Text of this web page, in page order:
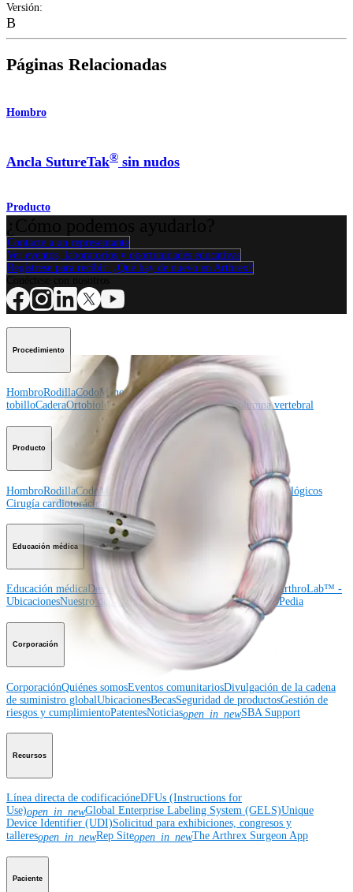
Versión:
B
Páginas Relacionadas
Hombro
Ancla SutureTak® sin nudos
Producto
Contacte a un representante
Ver eventos, laboratorios y oportunidades educativas
Regístrese para recibir: ¿Qué hay de nuevo en Arthrex?
Procedimiento
HombroRodillaCodoMano y muñecaPie y
tobilloCaderaOrtobiológicosCirugía cardiotorácicaColumna vertebral
Producto
HombroRodillaCodoMano y muñeca CaderaOrtobiológicos
Cirugía cardiotorácica Columna vertebral Imagen y resección
Educación médica
Educación médicaDescripción de cursos Calendario de cursosArthroLab™ -
UbicacionesNuestro departamento de educación médicaOrthoPedia
Corporación
CorporaciónQuiénes somosEventos comunitariosDivulgación de la cadena
de suministro globalUbicacionesBecasSeguridad de productosGestión de
riesgos y cumplimientoPatentesNoticiasopen_in_newSBA Support
Recursos
Línea directa de codificacióneDFUs (Instructions for
Use)open_in_newGlobal Enterprise Labeling System (GELS)Unique
Device Identifier (UDI)Solicitud para exhibiciones, congresos y
talleresopen_in_newRep Siteopen_in_newThe Arthrex Surgeon App
Paciente